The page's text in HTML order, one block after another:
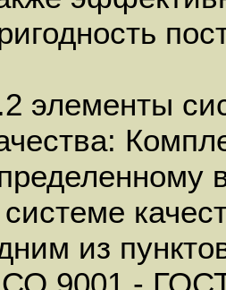
элементы
из